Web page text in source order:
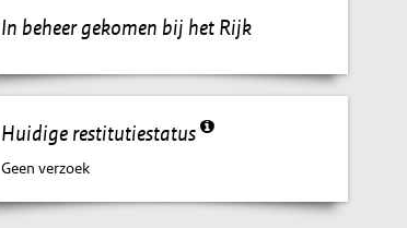
In beheer gekomen bij het Rijk
Huidige restitutiestatus
Geen verzoek